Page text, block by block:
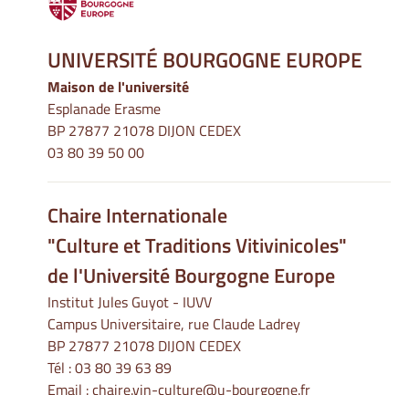
UNIVERSITÉ BOURGOGNE EUROPE
Maison de l'université
Esplanade Erasme
BP 27877 21078 DIJON CEDEX
03 80 39 50 00
Chaire Internationale
"Culture et Traditions Vitivinicoles"
de l'Université Bourgogne Europe
Institut Jules Guyot - IUVV
Campus Universitaire, rue Claude Ladrey
BP 27877 21078 DIJON CEDEX
Tél :03 80 39 63 89
Email :chaire.vin-culture@u-bourgogne.fr